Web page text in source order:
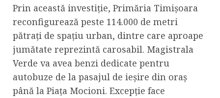
Prin această investiție, Primăria Timișoara
reconfigurează peste 114.000 de metri
pătrați de spațiu urban, dintre care aproape
jumătate reprezintă carosabil. Magistrala
Verde va avea benzi dedicate pentru
autobuze de la pasajul de ieșire din oraș
până la Piața Mocioni. Excepție face